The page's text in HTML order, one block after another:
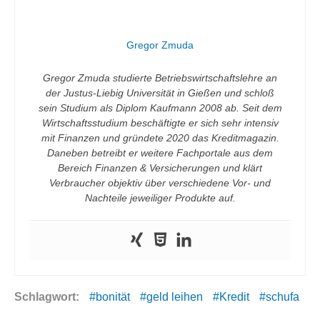
Gregor Zmuda
Gregor Zmuda studierte Betriebswirtschaftslehre an
der Justus-Liebig Universität in Gießen und schloß
sein Studium als Diplom Kaufmann 2008 ab. Seit dem
Wirtschaftsstudium beschäftigte er sich sehr intensiv
mit Finanzen und gründete 2020 das Kreditmagazin.
Daneben betreibt er weitere Fachportale aus dem
Bereich Finanzen & Versicherungen und klärt
Verbraucher objektiv über verschiedene Vor- und
Nachteile jeweiliger Produkte auf.
Schlagwort: bonität geld leihen Kredit schufa